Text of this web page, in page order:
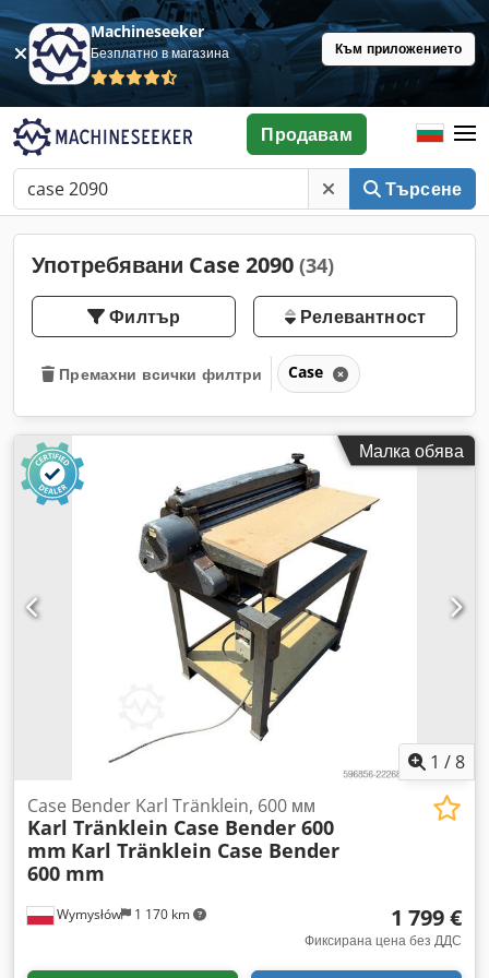
Machineseeker
Безплатно в магазина Към приложението
Търсене
Продавам
Употребявани Case 2090 (34)
Филтър Релевантност
Премахни всички филтри Case
Малка обява
1 /8
Wymysłów 1 170 km
Case Bender Karl Tränklein, 600 мм
Karl Tränklein Case Bender 600
mm Karl Tränklein Case Bender
600 mm
1 799 €
Фиксирана цена без ДДС